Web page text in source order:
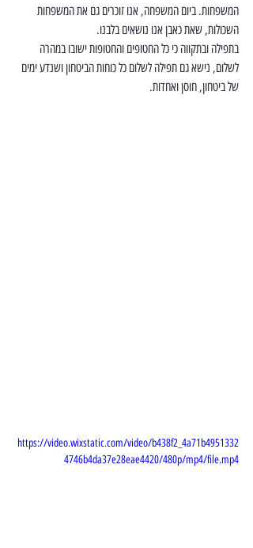
המשפחות. ביום המשפחה, אנו זוכרים גם את המשפחות
השכולות, שאת כאבן אנו נושאים בלבנו.
בתפילה ובתקווה כי כל החטופים והחטופות ישובו במהרה
לשלום, נישא גם תפילה לשלום כל כוחות הביטחון ושנדע ימים
של ביטחון, חוסן ואחדות.
https://video.wixstatic.com/video/b438f2_4a71b4951332
4746b4da37e28eae4420/480p/mp4/file.mp4